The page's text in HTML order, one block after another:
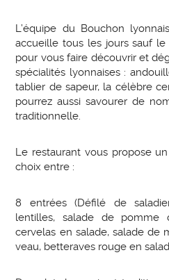
L’équipe du Bouchon
accueille tous les jours sauf
pour vous faire découvrir et
spécialités lyonnaises :
tablier de sapeur, la célèbre
pourrez aussi savourer de
traditionnelle.
Le restaurant vous propose
choix entre :
8 entrées (Défilé de
lentilles, salade de pomme
cervelas en salade, salade de
veau, betteraves rouge en